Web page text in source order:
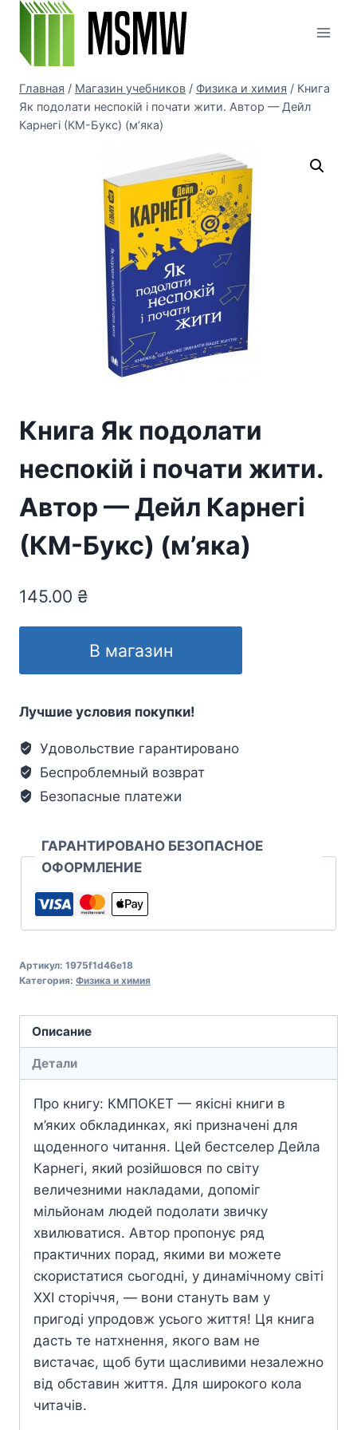
Перейти
содержимому
Главная / Магазин учебников / Физика и химия / Книга
Як подолати неспокій і почати жити. Автор — Дейл
Карнегі (КМ-Букс) (м’яка)
Книга Як подолати
неспокій і почати жити.
Автор — Дейл Карнегі
(КМ-Букс) (м’яка)
145.00 ₴
В магазин
Лучшие условия покупки!
Удовольствие гарантировано
Беспроблемный возврат
Безопасные платежи
ГАРАНТИРОВАНО БЕЗОПАСНОЕ
ОФОРМЛЕНИЕ
Артикул: 1975f1d46e18
Категория: Физика и химия
Описание
Детали
Про книгу: КМПОКЕТ — якісні книги в
м’яких обкладинках, які призначені для
щоденного читання. Цей бестселер Дейла
Карнегі, який розійшовся по світу
величезними накладами, допоміг
мільйонам людей подолати звичку
хвилюватися. Автор пропонує ряд
практичних порад, якими ви можете
скористатися сьогодні, у динамічному світі
ХХІ сторіччя, — вони стануть вам у
пригоді упродовж усього життя! Ця книга
дасть те натхнення, якого вам не
вистачає, щоб бути щасливими незалежно
від обставин життя. Для широкого кола
читачів.